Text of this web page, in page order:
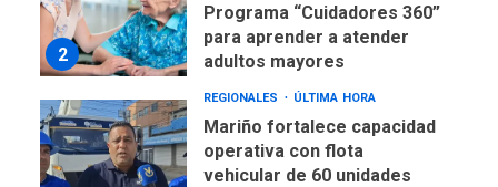
2
Programa “Cuidadores 360”
para aprender a atender
adultos mayores
REGIONALES ÚLTIMA HORA
Mariño fortalece capacidad
operativa con flota
vehicular de 60 unidades